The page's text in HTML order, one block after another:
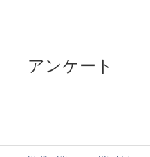
アンケート